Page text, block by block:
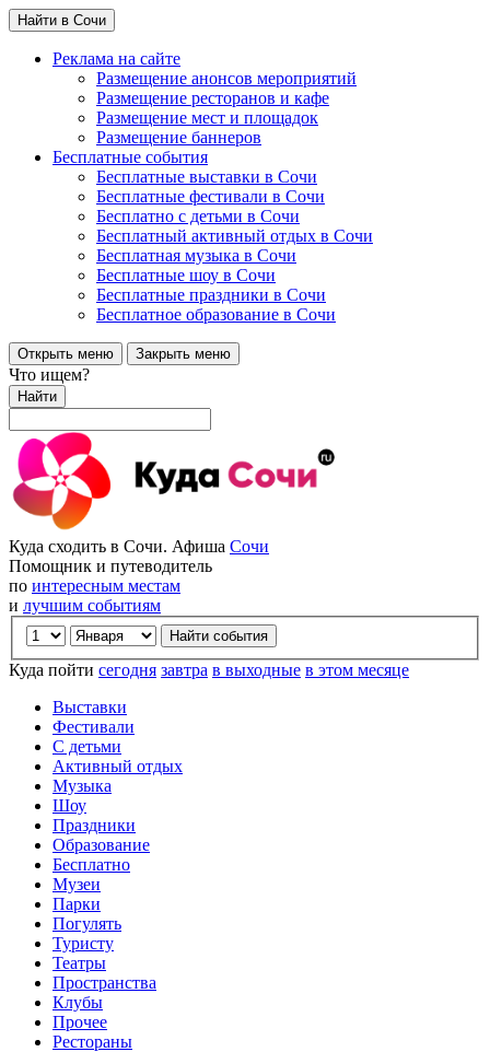
Найти в Сочи
Реклама на сайте
Размещение анонсов мероприятий
Размещение ресторанов и кафе
Размещение мест и площадок
Размещение баннеров
Бесплатные события
Бесплатные выставки в Сочи
Бесплатные фестивали в Сочи
Бесплатно с детьми в Сочи
Бесплатный активный отдых в Сочи
Бесплатная музыка в Сочи
Бесплатные шоу в Сочи
Бесплатные праздники в Сочи
Бесплатное образование в Сочи
Открыть меню Закрыть меню
Что ищем?
Найти
Куда сходить в Сочи. Афиша Сочи
Помощник и путеводитель
по интересным местам
и лучшим событиям
Куда пойти сегодня завтра в выходные в этом месяце
Выставки
Фестивали
С детьми
Активный отдых
Музыка
Шоу
Праздники
Образование
Бесплатно
Музеи
Парки
Погулять
Туристу
Театры
Пространства
Клубы
Прочее
Рестораны